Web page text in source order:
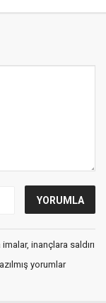
inançlara saldırı
yorumlar